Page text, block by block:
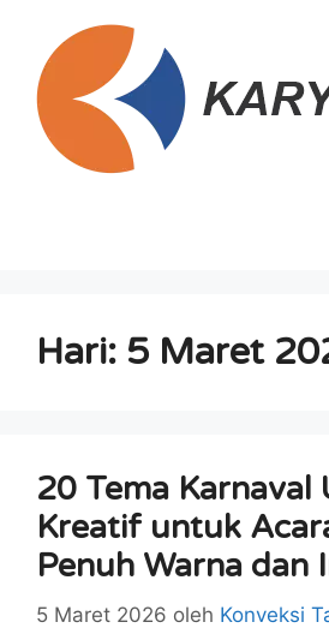
Hari: 5 Maret
20 Tema Karnaval
Kreatif untuk
Penuh Warna dan
5 Maret 2026 oleh Konveksi